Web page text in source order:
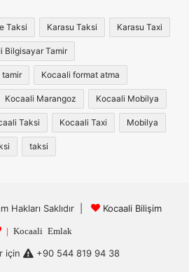
Taksi Karasu Taksi Karasu Taxi
Bilgisayar Tamir
tamir Kocaali format atma
Kocaali Marangoz Kocaali Mobilya
Taksi Kocaali Taxi Mobilya
taksi
Hakları Saklıdır | Kocaali Bilişim
| Kocaali Emlak
için +90 544 819 94 38